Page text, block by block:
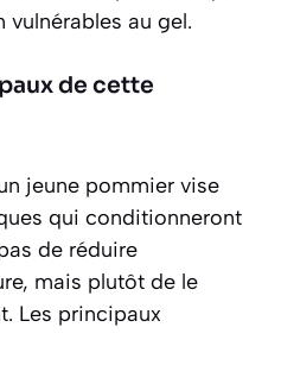
au gel.
de cette
jeune pommier vise
qui conditionneront
de réduire
mais plutôt de le
Les principaux